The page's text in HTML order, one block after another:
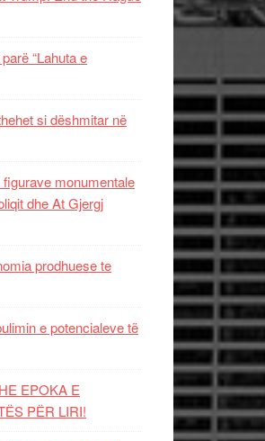
“Lahuta e
si dëshmitar në
monumentale
dhe At Gjergj
prodhuese te
e potencialeve të
EPOKA E
PЁR LIRI!